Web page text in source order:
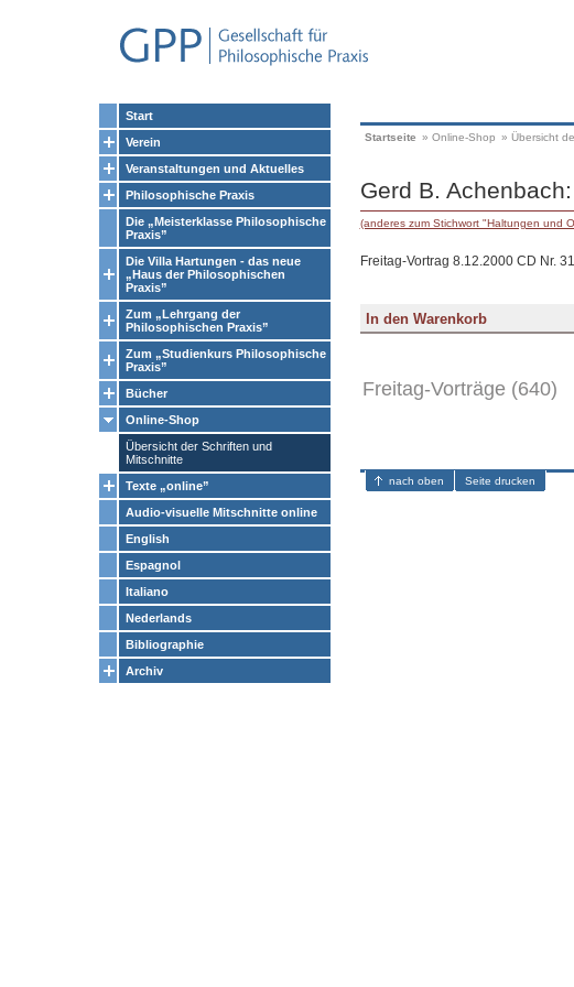
Start
Verein
Veranstaltungen und Aktuelles
Philosophische Praxis
Die „Meisterklasse Philosophische
Praxis”
Die Villa Hartungen - das neue
„Haus der Philosophischen
Praxis”
Zum „Lehrgang der
Philosophischen Praxis”
Zum „Studienkurs Philosophische
Praxis”
Bücher
Online-Shop
Übersicht der Schriften und
Mitschnitte
Texte „online”
Audio-visuelle Mitschnitte online
English
Espagnol
Italiano
Nederlands
Bibliographie
Archiv
Startseite » Online-Shop » Übersicht
Gerd B.
(anderes zum Stichwort "Haltungen und
Freitag-Vortrag 8.12.2000 CD Nr.
Freitag-Vorträge (640)
nach oben Seite drucken